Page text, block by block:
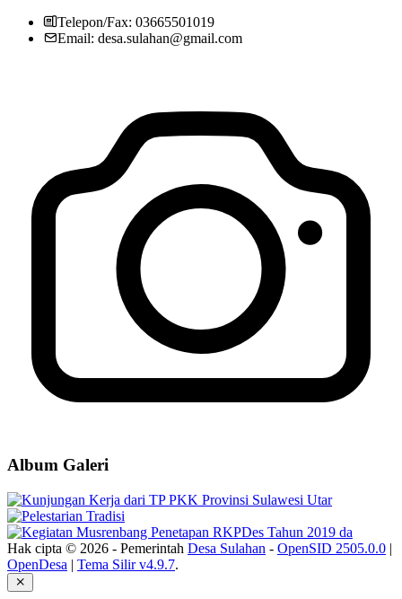
Telepon/Fax: 03665501019
Email: desa.sulahan@gmail.com
Album Galeri
Hak cipta © 2026 - Pemerintah Desa Sulahan - OpenSID 2505.0.0 |
OpenDesa | Tema Silir v4.9.7.